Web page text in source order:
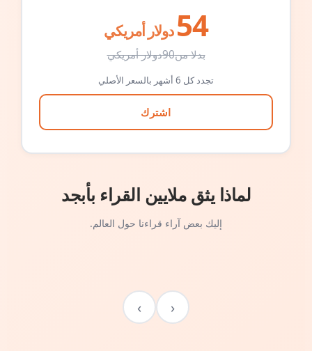
54 دولار أمريكي
بدلا من90دولار أمريكي
تجدد كل 6 أشهر بالسعر الأصلي
اشترك
لماذا يثق ملايين القراء بأبجد
إليك بعض آراء قراءنا حول العالم.
‹
›